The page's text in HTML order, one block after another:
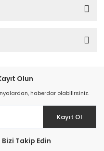
Olun
haberdar olabilirsiniz.
Kayıt Ol
Takip Edin